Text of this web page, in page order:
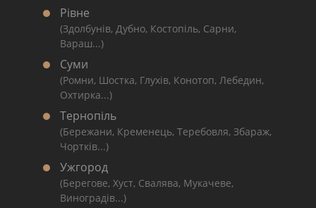
Рівне
(Здолбунів, Дубно, Костопіль, Сарни,
Вараш...)
Суми
(Ромни, Шостка, Глухів, Конотоп, Лебедин,
Охтирка...)
Тернопіль
(Бережани, Кременець, Теребовля, Збараж,
Чортків...)
Ужгород
(Берегове, Хуст, Свалява, Мукачеве,
Виноградів...)